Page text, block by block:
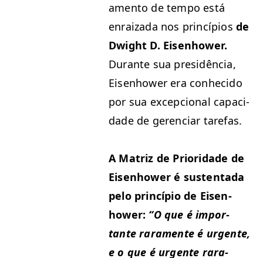
a­men­to de tem­po está
enraiza­da nos princí­pios de
Dwight D. Eisen­how­er.
Durante sua presidên­cia,
Eisen­how­er era con­heci­do
por sua excep­cional capaci­
dade de geren­ciar tarefas.
A Matriz de Pri­or­i­dade de
Eisen­how­er é sus­ten­ta­da
pelo princí­pio de Eisen­
how­er: “O que é impor­
tante rara­mente é urgente,
e o que é urgente rara­